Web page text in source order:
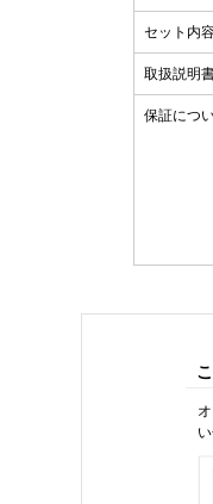
セット内
取扱説明
保証につ